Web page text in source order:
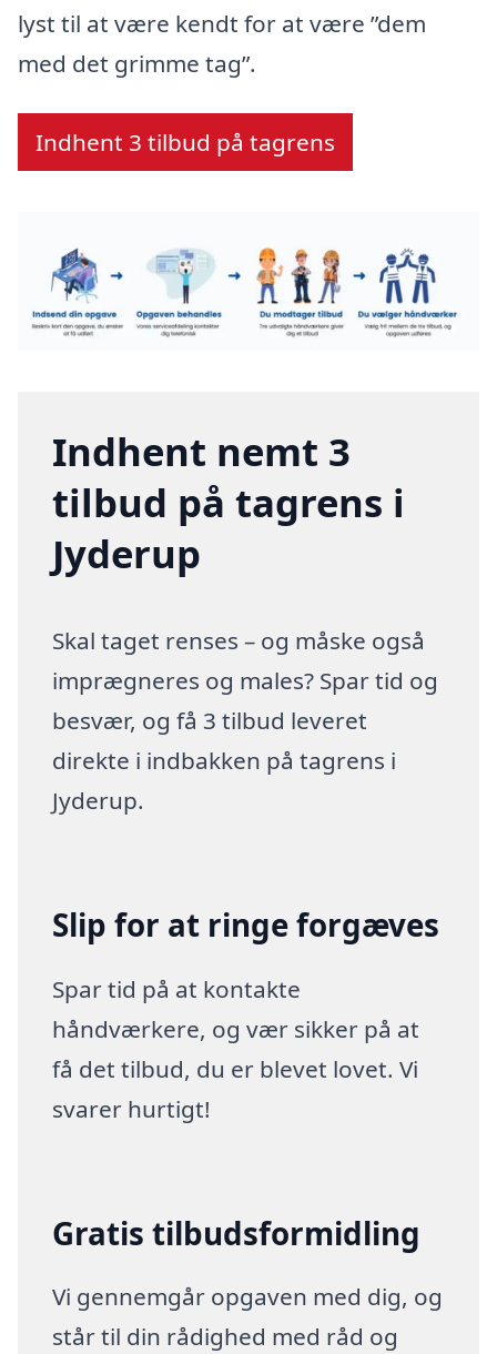
lyst til at være kendt for at være ”dem
med det grimme tag”.
Indhent 3 tilbud på tagrens
Indhent nemt 3
tilbud på tagrens i
Jyderup
Skal taget renses – og måske også
imprægneres og males? Spar tid og
besvær, og få 3 tilbud leveret
direkte i indbakken på tagrens i
Jyderup.
Slip for at ringe forgæves
Spar tid på at kontakte
håndværkere, og vær sikker på at
få det tilbud, du er blevet lovet. Vi
svarer hurtigt!
Gratis tilbudsformidling
Vi gennemgår opgaven med dig, og
står til din rådighed med råd og